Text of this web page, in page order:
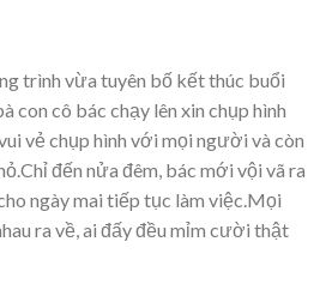
trình vừa tuyên bố kết thúc buổi
con cô bác chạy lên xin chụp hình
vẻ chụp hình với mọi người và còn
đến nửa đêm, bác mới vội vã ra
ngày mai tiếp tục làm việc.Mọi
ra về, ai đấy đều mỉm cười thật